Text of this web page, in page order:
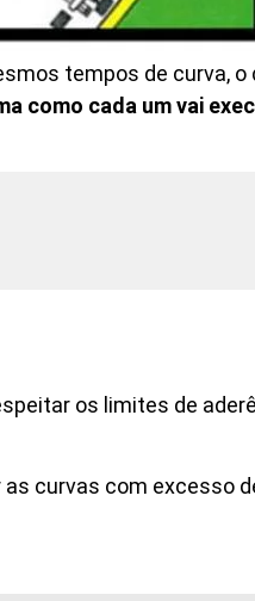
tempos de curva, o
como cada um vai
os limites de
curvas com excesso